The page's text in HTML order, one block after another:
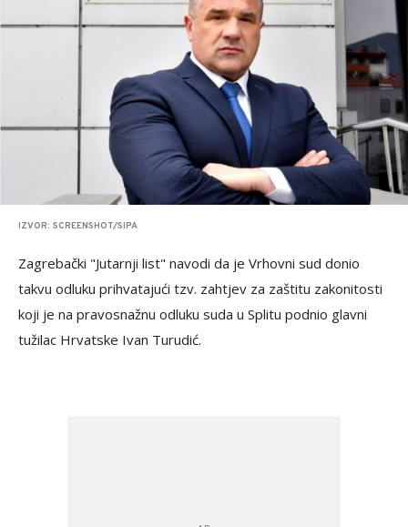
IZVOR: SCREENSHOT/SIPA
Zagrebački "Jutarnji list" navodi da je Vrhovni sud donio
takvu odluku prihvatajući tzv. zahtjev za zaštitu zakonitosti
koji je na pravosnažnu odluku suda u Splitu podnio glavni
tužilac Hrvatske Ivan Turudić.